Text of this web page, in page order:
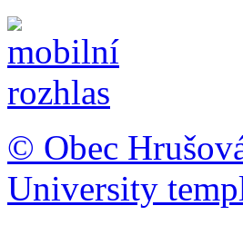
© Obec
University